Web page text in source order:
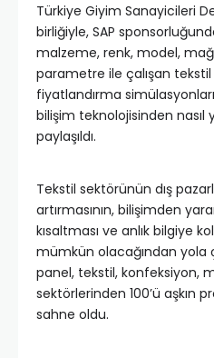
Türkiye Giyim Sanayicileri
birliğiyle, SAP
malzeme, renk, model,
parametre ile çalışan
fiyatlandırma
bilişim teknolojisinden nasıl
paylaşıldı.
Tekstil sektörünün dış
artırmasının, bilişimden
kısaltması ve anlık bilgiye
mümkün olacağından yola
panel, tekstil, konfeksiyon,
sektörlerinden 100’ü aşkın
sahne oldu.